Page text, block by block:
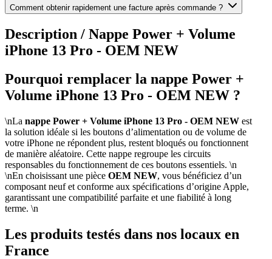
Comment obtenir rapidement une facture après commande ?
Description / Nappe Power + Volume
iPhone 13 Pro - OEM NEW
Pourquoi remplacer la nappe Power +
Volume iPhone 13 Pro - OEM NEW ?
\nLa nappe Power + Volume iPhone 13 Pro - OEM NEW est
la solution idéale si les boutons d’alimentation ou de volume de
votre iPhone ne répondent plus, restent bloqués ou fonctionnent
de manière aléatoire. Cette nappe regroupe les circuits
responsables du fonctionnement de ces boutons essentiels. \n
\nEn choisissant une pièce OEM NEW, vous bénéficiez d’un
composant neuf et conforme aux spécifications d’origine Apple,
garantissant une compatibilité parfaite et une fiabilité à long
terme. \n
Les produits testés dans nos locaux en
France